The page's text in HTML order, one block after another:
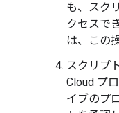
も、スク
クセスで
は、この
スクリプ
Cloud プ
イブのプ